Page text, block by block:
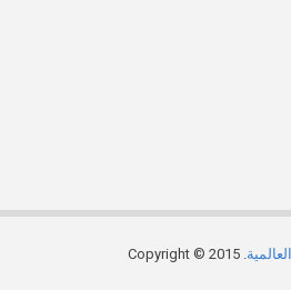
. Copyright © 2015